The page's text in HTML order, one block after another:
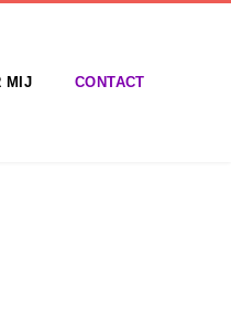
MIJ CONTACT